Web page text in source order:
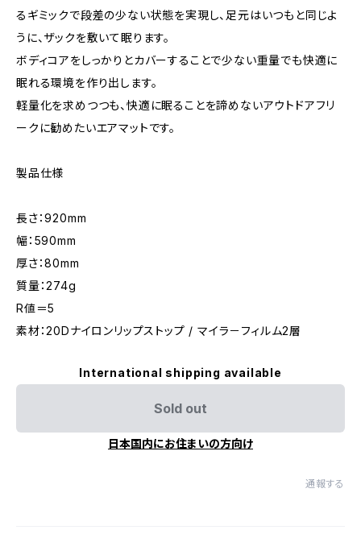
るギミックで段差の少ない状態を実現し、足元はいつもと同じよ
うに、ザックを敷いて眠ります。
ボディコアをしっかりとカバーすることで少ない重量でも快適に
眠れる環境を作り出します。
軽量化を求めつつも、快適に眠ることを諦めないアウトドアフリ
ークに勧めたいエアマットです。
製品仕様
長さ：920mm
幅：590mm
厚さ：80mm
質量：274g
R値＝5
素材：20Dナイロンリップストップ / マイラ－フィルム2層
International shipping available
Sold out
日本国内にお住まいの方向け
通報する